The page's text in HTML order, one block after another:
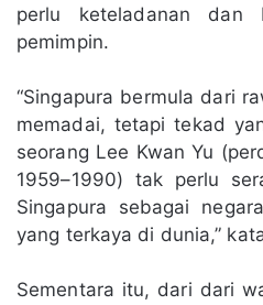
perlu keteladanan
pemimpin.
“Singapura bermula dari
memadai, tetapi tekad
seorang Lee Kwan Yu
1959–1990) tak perlu
Singapura sebagai
yang terkaya di dunia,”
Sementara itu, dari dari